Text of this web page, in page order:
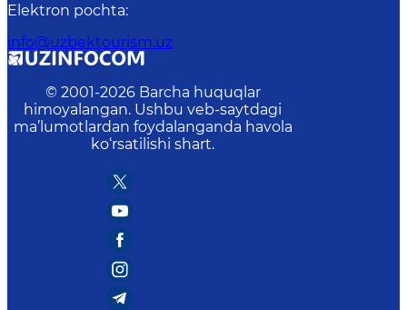
Elektron pochta:
info@uzbektourism.uz
© 2001-2026 Barcha huquqlar
himoyalangan. Ushbu veb-saytdagi
ma’lumotlardan foydalanganda havola
ko‘rsatilishi shart.